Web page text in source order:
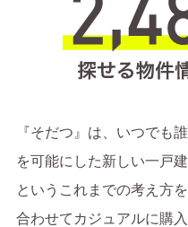
『そだつ』は、いつでも
を可能にした新しい一戸
というこれまでの考え方を
合わせてカジュアルに購